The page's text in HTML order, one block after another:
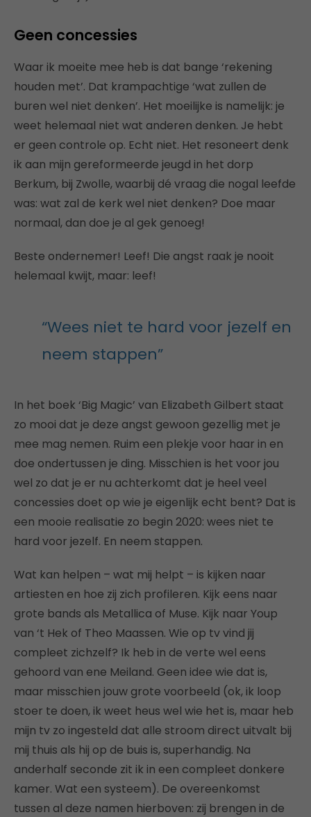
Geen concessies
Waar ik moeite mee heb is dat bange ‘rekening
houden met’. Dat krampachtige ‘wat zullen de
buren wel niet denken’. Het moeilijke is namelijk: je
weet helemaal niet wat anderen denken. Je hebt
er geen controle op. Echt niet. Het resoneert denk
ik aan mijn gereformeerde jeugd in het dorp
Berkum, bij Zwolle, waarbij dé vraag die nogal leefde
was: wat zal de kerk wel niet denken? Doe maar
normaal, dan doe je al gek genoeg!
Beste ondernemer! Leef! Die angst raak je nooit
helemaal kwijt, maar: leef!
“Wees niet te hard voor jezelf en
neem stappen”
In het boek ‘Big Magic’ van Elizabeth Gilbert staat
zo mooi dat je deze angst gewoon gezellig met je
mee mag nemen. Ruim een plekje voor haar in en
doe ondertussen je ding. Misschien is het voor jou
wel zo dat je er nu achterkomt dat je heel veel
concessies doet op wie je eigenlijk echt bent? Dat is
een mooie realisatie zo begin 2020: wees niet te
hard voor jezelf. En neem stappen.
Wat kan helpen – wat mij helpt – is kijken naar
artiesten en hoe zij zich profileren. Kijk eens naar
grote bands als Metallica of Muse. Kijk naar Youp
van ‘t Hek of Theo Maassen. Wie op tv vind jij
compleet zichzelf? Ik heb in de verte wel eens
gehoord van ene Meiland. Geen idee wie dat is,
maar misschien jouw grote voorbeeld (ok, ik loop
stoer te doen, ik weet heus wel wie het is, maar heb
mijn tv zo ingesteld dat alle stroom direct uitvalt bij
mij thuis als hij op de buis is, superhandig. Na
anderhalf seconde zit ik in een compleet donkere
kamer. Wat een systeem). De overeenkomst
tussen al deze namen hierboven: zij brengen in de